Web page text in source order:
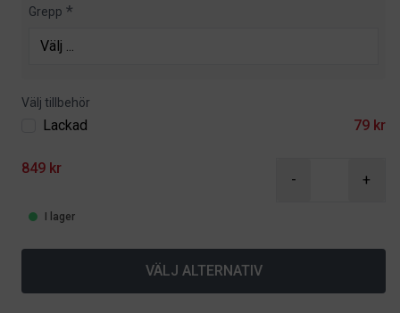
Grepp
Välj tillbehör
Lackad 79 kr
849 kr
- +
I lager
VÄLJ ALTERNATIV